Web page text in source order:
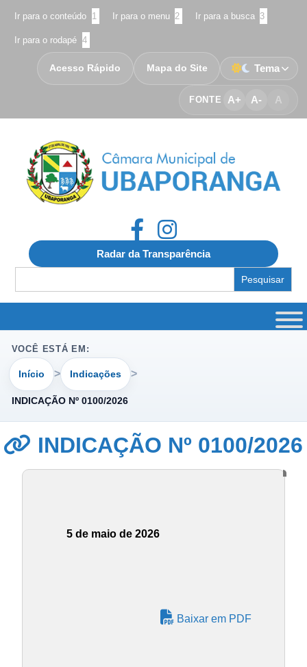
Ir para o conteúdo 1 Ir para o menu 2 Ir para a busca 3
Ir para o rodapé 4
FONTE A+ A- A
Acesso Rápido Mapa do Site Tema
Radar da Transparência
for:
VOCÊ ESTÁ EM:
Início Indicações
INDICAÇÃO Nº 0100/2026
INDICAÇÃO Nº 0100/2026
5 de maio de 2026
Baixar em PDF